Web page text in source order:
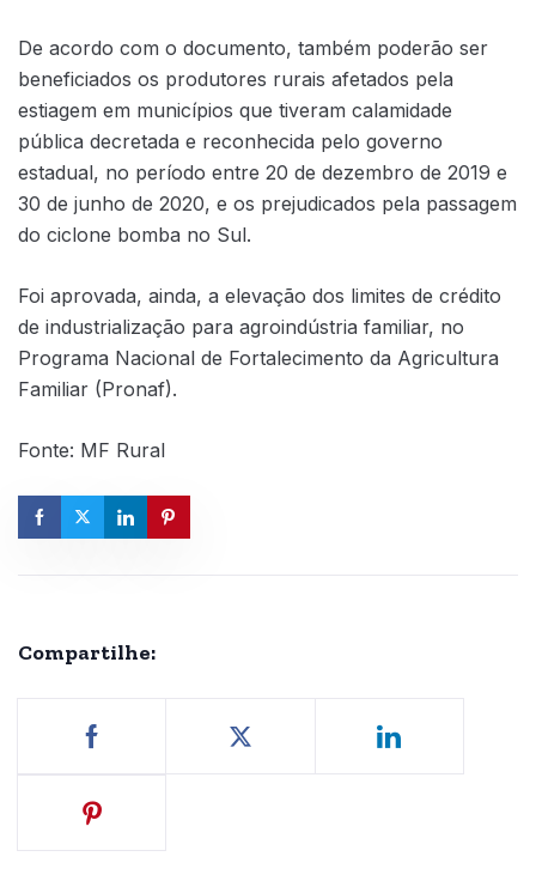
De acordo com o documento, também poderão ser
beneficiados os produtores rurais afetados pela
estiagem em municípios que tiveram calamidade
pública decretada e reconhecida pelo governo
estadual, no período entre 20 de dezembro de 2019 e
30 de junho de 2020, e os prejudicados pela passagem
do ciclone bomba no Sul.
Foi aprovada, ainda, a elevação dos limites de crédito
de industrialização para agroindústria familiar, no
Programa Nacional de Fortalecimento da Agricultura
Familiar (Pronaf).
Fonte: MF Rural
Compartilhe: